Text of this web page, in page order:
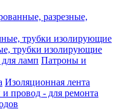
разрезные,
трубки изолирующие
Патроны и
Изоляционная лента